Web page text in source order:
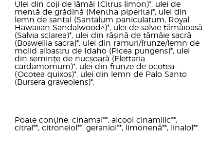
Ulei din coji de lămâi (Citrus limon)*, ulei de
mentă de grădină (Mentha piperita)*, ulei din
lemn de santal (Santalum paniculatum, Royal
Hawaiian Sandalwood^)*, ulei de salvie tămâioasă
(Salvia sclarea)*, ulei din rășină de tămâie sacră
(Boswellia sacra)*, ulei din ramuri/frunze/lemn de
molid albastru de Idaho (Picea pungens)*, ulei
din semințe de nucșoară (Elettaria
cardamomum)*, ulei din frunze de ocotea
(Ocotea quixos)*, ulei din lemn de Palo Santo
(Bursera graveolens)*.
Poate conține: cinamal**, alcool cinamilic**,
citral**, citronelol**, geraniol**, limonenă**, linalol**.